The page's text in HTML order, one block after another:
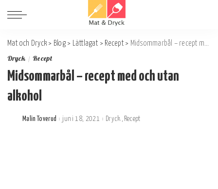
Mat och Dryck > Blog> Lättlagat > Recept> Midsommarbål – recept med och utan alkohol
Dryck Recept
Midsommarbål – recept med och utan
alkohol
Postat
Malin Toverud juni 18, 2021 Dryck Recept